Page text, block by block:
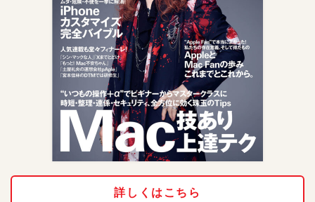
詳しくはこちら